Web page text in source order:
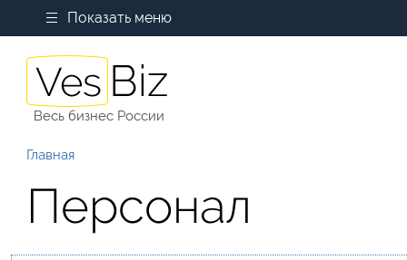
Показать меню
Весь бизнес России
Главная
Персонал